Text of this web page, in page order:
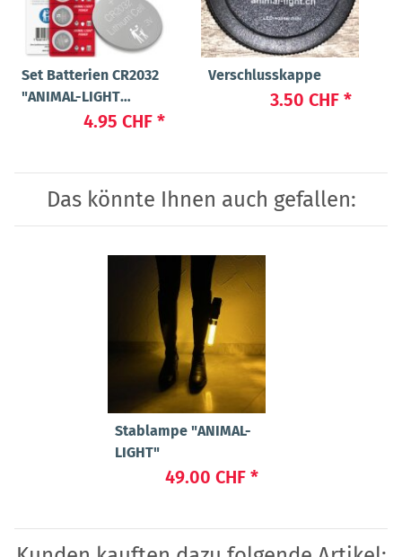
Set Batterien CR2032
"ANIMAL-LIGHT
4.95 CHF *
Verschlusskappe
3.50 CHF *
Das könnte Ihnen auch gefallen:
Stablampe "ANIMAL-
LIGHT"
49.00 CHF *